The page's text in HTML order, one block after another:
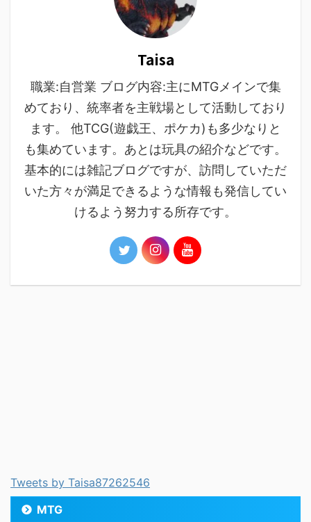
Taisa
職業:自営業 ブログ内容:主にMTGメインで集
めており、統率者を主戦場として活動しており
ます。 他TCG(遊戯王、ポケカ)も多少なりと
も集めています。あとは玩具の紹介などです。
基本的には雑記ブログですが、訪問していただ
いた方々が満足できるような情報も発信してい
けるよう努力する所存です。
Tweets by Taisa87262546
MTG